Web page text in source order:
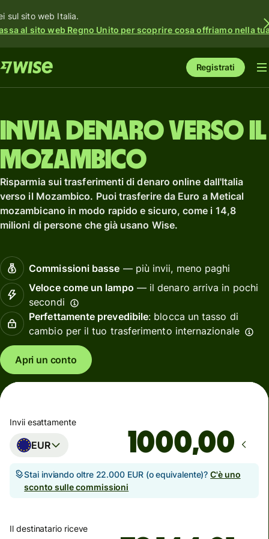
sul sito web Italia.
al sito web Regno Unito per scoprire cosa offriamo nella
Registrati
Invia denaro verso il
Mozambico
Risparmia sui trasferimenti di denaro online dall'Italia
verso il Mozambico. Puoi trasferire da Euro a Metical
mozambicano in modo rapido e sicuro, come i 14,8
milioni di persone che già usano Wise.
Commissioni basse — più invii, meno paghi
Veloce come un lampo — il denaro arriva in pochi
secondi
Perfettamente prevedibile: blocca un tasso di
cambio per il tuo trasferimento internazionale
Apri un conto
Invii esattamente
EUR ,00
Stai inviando oltre 22.000 EUR (o equivalente)?C'è uno
sconto sulle commissioni
Il destinatario riceve